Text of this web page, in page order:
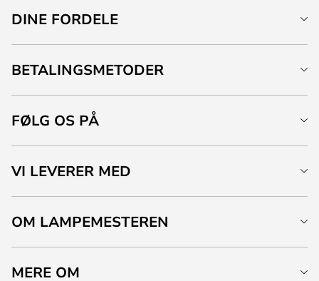
DINE FORDELE
BETALINGSMETODER
FØLG OS PÅ
VI LEVERER MED
OM LAMPEMESTEREN
MERE OM